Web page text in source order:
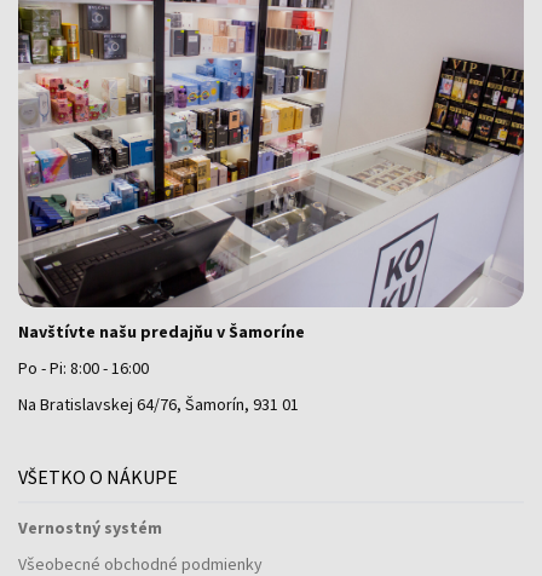
Navštívte našu predajňu v Šamoríne
Po - Pi: 8:00 - 16:00
Na Bratislavskej 64/76, Šamorín, 931 01
VŠETKO O NÁKUPE
Vernostný systém
Všeobecné obchodné podmienky